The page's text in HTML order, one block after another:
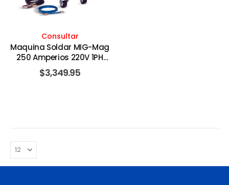
Consultar
Maquina Soldar MIG-Mag
250 Amperios 220V 1PH
60HZ. INFRA
$3,349.95